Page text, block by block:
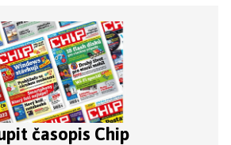
časopis Chip